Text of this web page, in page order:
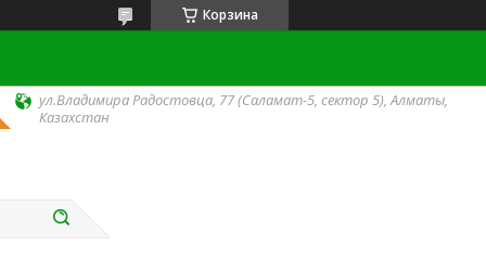
Корзина
ул.Владимира Радостовца, 77 (Саламат-5, сектор 5), Алматы,
Казахстан